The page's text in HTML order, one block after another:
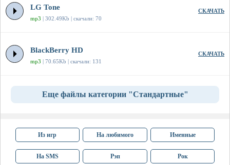
LG Tone
mp3 | 302.49Kb | скачали: 70
СКАЧАТЬ
BlackBerry HD
mp3 | 70.65Kb | скачали: 131
СКАЧАТЬ
Еще файлы категории "Стандартные"
Из игр На любимого Именные
На SMS Рэп Рок